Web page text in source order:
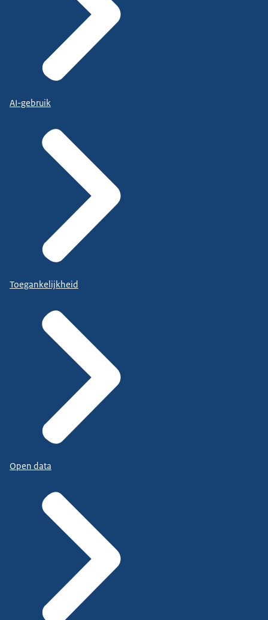
AI-gebruik
Toegankelijkheid
Open data